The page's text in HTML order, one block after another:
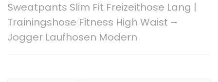
Sweatpants Slim Fit Freizeithose Lang |
Trainingshose Fitness High Waist –
Jogger Laufhosen Modern